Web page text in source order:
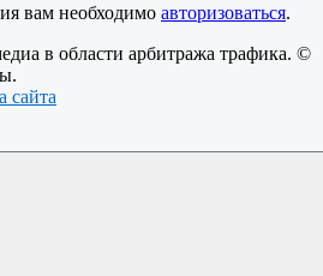
вам необходимо авторизоваться.
в области арбитража трафика. ©
сайта